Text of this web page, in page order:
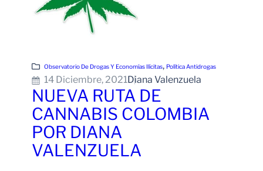
Observatorio De Drogas Y Economías Ilícitas, Política Antidrogas
14 Diciembre, 2021Diana Valenzuela
NUEVA RUTA DE
CANNABIS COLOMBIA
POR DIANA
VALENZUELA